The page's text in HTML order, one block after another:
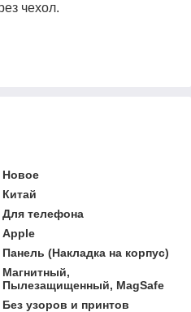
чехол.
Новое
Китай
Для телефона
Apple
Панель (Накладка на корпус)
Магнитный,
Пылезащищенный, MagSafe
Без узоров и принтов